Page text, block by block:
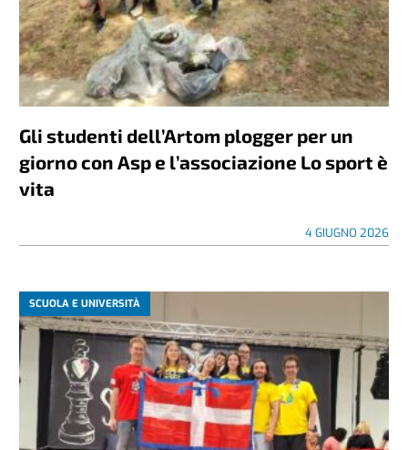
Gli studenti dell’Artom plogger per un
giorno con Asp e l’associazione Lo sport è
vita
4 GIUGNO 2026
SCUOLA E UNIVERSITÀ